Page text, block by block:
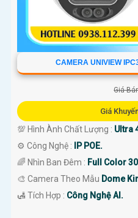
CAMERA UNIVIEW
Giá
Giá
💯 Hình Ành Chất Lượng : Ultra
⚙ Công Nghệ :
IP POE.
🌈 Nhìn Ban Đêm : Full Color
🎨 Camera Theo Mẫu Dome
️🛃 Tích Hợp : Công Nghệ AI.